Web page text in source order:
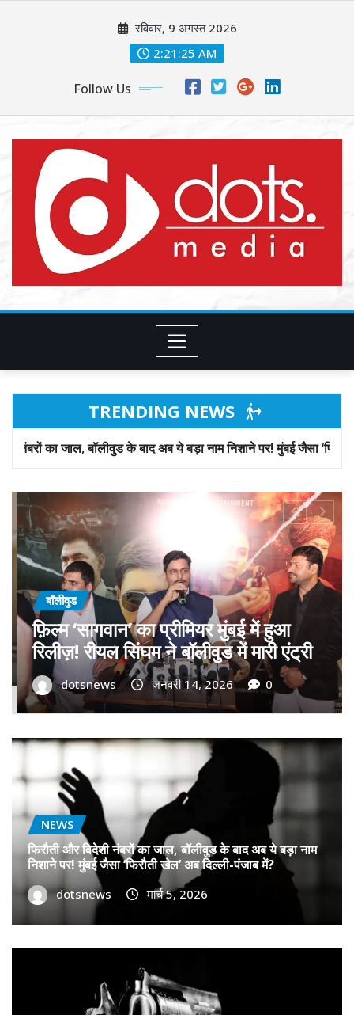
रविवार, 9 अगस्त 2026
2:21:27 AM
Follow Us
TRENDING NEWS
बाद अब ये बड़ा नाम निशाने पर! मुंबई जैसा ‘फिरौती खेल’ अब दिल्ली-पंजाब में?
बॉलीवुड
गोवा मुख्यमंत्री डॉ. प्रमोद सावंत का ‘गोदान’
को बड़ा समर्थन; पोस्टर विमोचन कर मथुरा से
फिल्म गोदान की टीम का बढ़ाया मान!
dotsnews जनवरी 9, 2026 0
NEWS
फिरौती और विदेशी नंबरों का जाल, बॉलीवुड के बाद अब ये बड़ा नाम
निशाने पर! मुंबई जैसा ‘फिरौती खेल’ अब दिल्ली-पंजाब में?
dotsnews मार्च 5, 2026